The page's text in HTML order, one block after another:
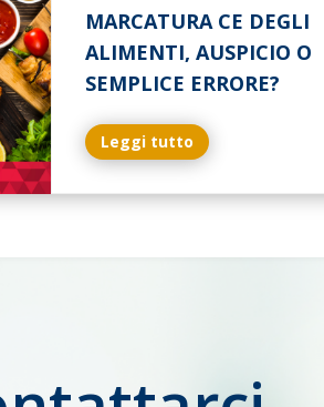
MARCATURA CE DEGLI
ALIMENTI, AUSPICIO O
SEMPLICE ERRORE?
Leggi tutto